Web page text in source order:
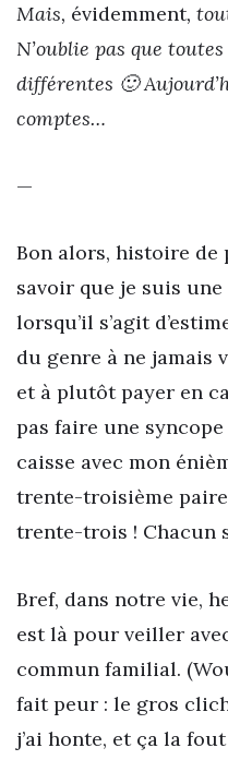
Mais, évidemment,
N’oublie pas que
différentes 🙂
comptes…
—
Bon alors, histoire
savoir que je suis
lorsqu’il s’agit
du genre à ne
et à plutôt payer en
pas faire une
caisse avec mon
trente-troisième
trente-trois ! Chacun
Bref, dans notre vie,
est là pour veiller
commun familial.
fait peur : le gros
j’ai honte, et ça la